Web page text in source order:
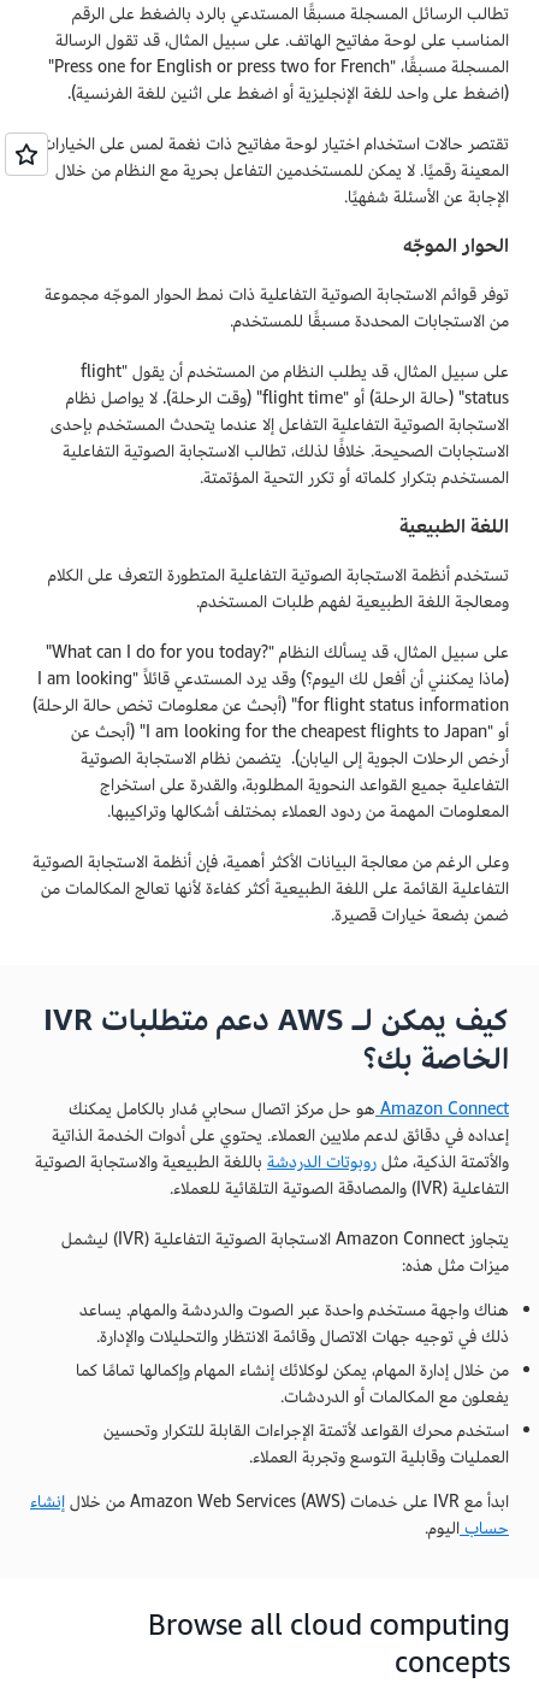
تطالب الرسائل المسجلة مسبقًا المستدعي بالرد بالضغط على الرقم
المناسب على لوحة مفاتيح الهاتف. على سبيل المثال، قد تقول الرسالة
المسجلة مسبقًا، "Press one for English or press two for French"
(اضغط على واحد للغة الإنجليزية أو اضغط على اثنين للغة الفرنسية).
تقتصر حالات استخدام اختيار لوحة مفاتيح ذات نغمة لمس على الخيارات
المعينة رقميًا. لا يمكن للمستخدمين التفاعل بحرية مع النظام من خلال
الإجابة عن الأسئلة شفهيًا.
الحوار الموجّه
توفر قوائم الاستجابة الصوتية التفاعلية ذات نمط الحوار الموجّه مجموعة
من الاستجابات المحددة مسبقًا للمستخدم.
على سبيل المثال، قد يطلب النظام من المستخدم أن يقول "flight
status" (حالة الرحلة) أو "flight time" (وقت الرحلة). لا يواصل نظام
الاستجابة الصوتية التفاعلية التفاعل إلا عندما يتحدث المستخدم بإحدى
الاستجابات الصحيحة. خلافًا لذلك، تطالب الاستجابة الصوتية التفاعلية
المستخدم بتكرار كلماته أو تكرر التحية المؤتمتة.
اللغة الطبيعية
تستخدم أنظمة الاستجابة الصوتية التفاعلية المتطورة التعرف على الكلام
ومعالجة اللغة الطبيعية لفهم طلبات المستخدم.
على سبيل المثال، قد يسألك النظام "What can I do for you today?‎"
(ماذا يمكنني أن أفعل لك اليوم؟) وقد يرد المستدعي قائلاً "I am looking
for flight status information" (أبحث عن معلومات تخص حالة الرحلة)
أو "I am looking for the cheapest flights to Japan" (أبحث عن
أرخص الرحلات الجوية إلى اليابان). يتضمن نظام الاستجابة الصوتية
التفاعلية جميع القواعد النحوية المطلوبة، والقدرة على استخراج
المعلومات المهمة من ردود العملاء بمختلف أشكالها وتراكيبها.
وعلى الرغم من معالجة البيانات الأكثر أهمية، فإن أنظمة الاستجابة الصوتية
التفاعلية القائمة على اللغة الطبيعية أكثر كفاءة لأنها تعالج المكالمات من
ضمن بضعة خيارات قصيرة.
كيف يمكن لـ AWS دعم متطلبات IVR
الخاصة بك؟
Amazon Connect هو حل مركز اتصال سحابي مُدار بالكامل يمكنك
إعداده في دقائق لدعم ملايين العملاء. يحتوي على أدوات الخدمة الذاتية
والأتمتة الذكية، مثلروبوتات الدردشة باللغة الطبيعية والاستجابة الصوتية
التفاعلية (IVR) والمصادقة الصوتية التلقائية للعملاء.
يتجاوز Amazon Connect الاستجابة الصوتية التفاعلية (IVR) ليشمل
ميزات مثل هذه:
هناك واجهة مستخدم واحدة عبر الصوت والدردشة والمهام. يساعد
ذلك في توجيه جهات الاتصال وقائمة الانتظار والتحليلات والإدارة.
من خلال إدارة المهام، يمكن لوكلائك إنشاء المهام وإكمالها تمامًا كما
يفعلون مع المكالمات أو الدردشات.
استخدم محرك القواعد لأتمتة الإجراءات القابلة للتكرار وتحسين
العمليات وقابلية التوسع وتجربة العملاء.
ابدأ مع IVR على خدمات Amazon Web Services (AWS) من خلال
إنشاء
حساباليوم.
Browse all cloud computing
concepts